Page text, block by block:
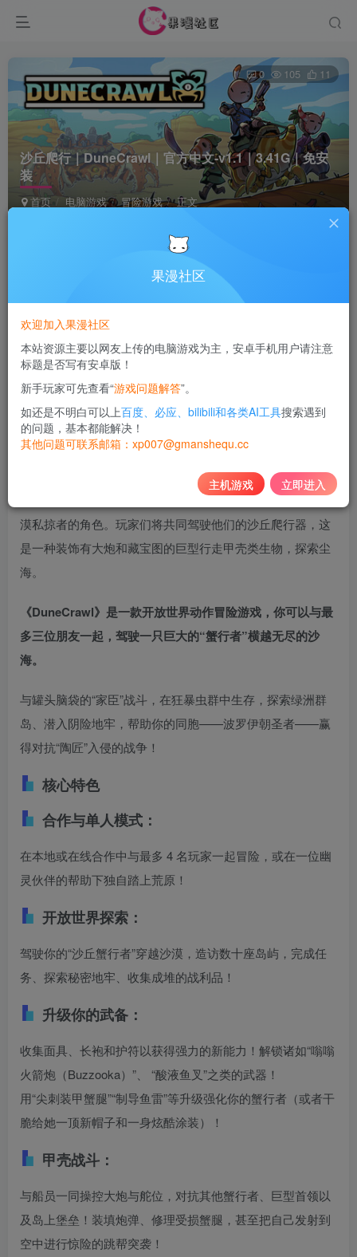
沙丘爬行｜DuneCrawl｜官方中文-v1.1｜3.41G｜免安
装
首页 电脑游戏 冒险游戏 正文
0 105 11
此内容为付费资源，请付费后查看
10
黄金会员免费
DuneCrawl 是一款在线合作的动作冒险游戏，玩家将扮演沙
漠私掠者的角色。玩家们将共同驾驶他们的沙丘爬行器，这
是一种装饰有大炮和藏宝图的巨型行走甲壳类生物，探索尘
海。
《DuneCrawl》是一款开放世界动作冒险游戏，你可以与最
多三位朋友一起，驾驶一只巨大的“蟹行者”横越无尽的沙
海。
与罐头脑袋的“家臣”战斗，在狂暴虫群中生存，探索绿洲群
岛、潜入阴险地牢，帮助你的同胞——波罗伊朝圣者——赢
得对抗“陶匠”入侵的战争！
核心特色
合作与单人模式：
在本地或在线合作中与最多 4 名玩家一起冒险，或在一位幽
灵伙伴的帮助下独自踏上荒原！
开放世界探索：
驾驶你的“沙丘蟹行者”穿越沙漠，造访数十座岛屿，完成任
务、探索秘密地牢、收集成堆的战利品！
升级你的武备：
收集面具、长袍和护符以获得强力的新能力！解锁诸如“嗡嗡
火箭炮（Buzzooka）”、 “酸液鱼叉”之类的武器！
用“尖刺装甲蟹腿”“制导鱼雷”等升级强化你的蟹行者（或者干
脆给她一顶新帽子和一身炫酷涂装）！
甲壳战斗：
与船员一同操控大炮与舵位，对抗其他蟹行者、巨型首领以
及岛上堡垒！装填炮弹、修理受损蟹腿，甚至把自己发射到
空中进行惊险的跳帮突袭！
果漫社区
欢迎加入果漫社区
本站资源主要以网友上传的电脑游戏为主，安卓手机用户请注意
标题是否写有安卓版！
新手玩家可先查看“游戏问题解答”。
如还是不明白可以上百度、必应、bilibili和各类AI工具搜索遇到
的问题，基本都能解决！
其他问题可联系邮箱：xp007@gmanshequ.cc
主机游戏 立即进入